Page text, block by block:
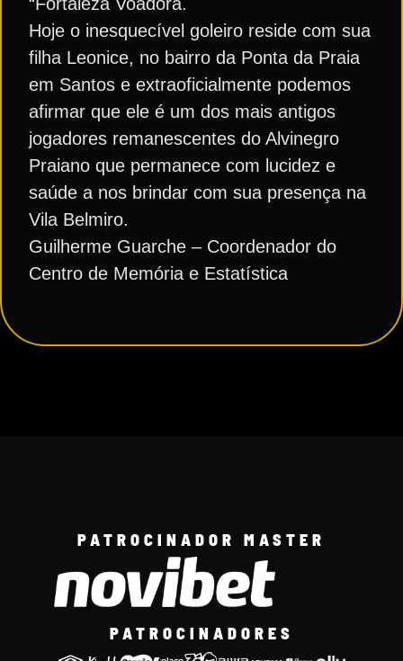
Hoje o inesquecível goleiro reside com sua
filha Leonice, no bairro da Ponta da Praia
em Santos e extraoficialmente podemos
afirmar que ele é um dos mais antigos
jogadores remanescentes do Alvinegro
Praiano que permanece com lucidez e
saúde a nos brindar com sua presença na
Vila Belmiro.
Guilherme Guarche – Coordenador do
Centro de Memória e Estatística
PATROCINADOR MASTER
PATROCINADORES